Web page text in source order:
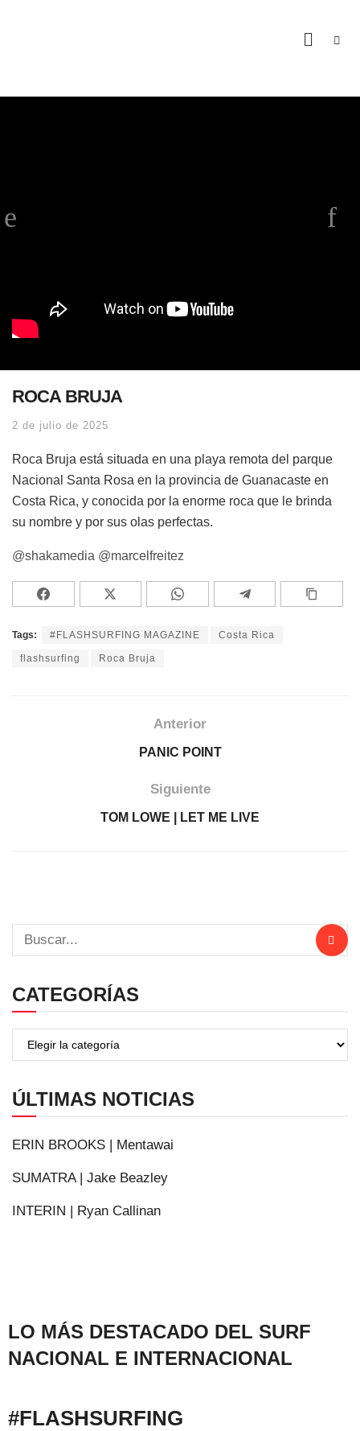
ROCA BRUJA
2 de julio de 2025
Roca Bruja está situada en una playa remota del parque
Nacional Santa Rosa en la provincia de Guanacaste en
Costa Rica, y conocida por la enorme roca que le brinda
su nombre y por sus olas perfectas.
@shakamedia @marcelfreitez
Tags: #FLASHSURFING MAGAZINE Costa Rica
flashsurfing Roca Bruja
Anterior
PANIC POINT
Siguiente
TOM LOWE | LET ME LIVE
CATEGORÍAS
ÚLTIMAS NOTICIAS
ERIN BROOKS | Mentawai
SUMATRA | Jake Beazley
INTERIN | Ryan Callinan
LO MÁS DESTACADO DEL SURF
NACIONAL E INTERNACIONAL
#FLASHSURFING